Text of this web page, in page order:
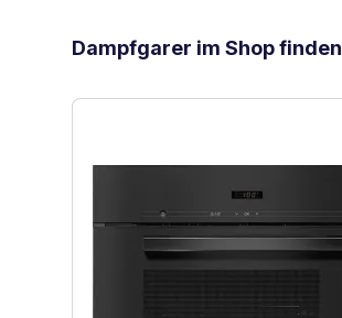
Produktgalerie überspringen
Dampfgarer im Shop finden